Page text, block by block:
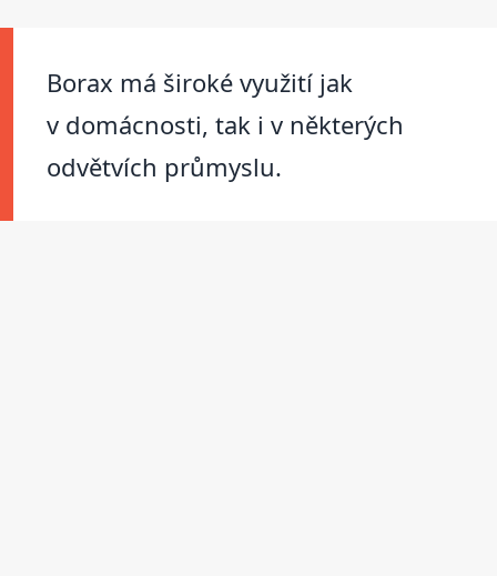
Borax má široké využití jak
v domácnosti, tak i v některých
odvětvích průmyslu.